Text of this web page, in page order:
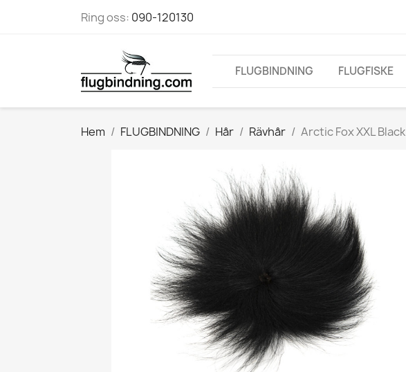
Ring oss: 090-120130
FLUGBINDNING FLUGFISKE
Hem FLUGBINDNING Hår Rävhår Arctic Fox XXL Black